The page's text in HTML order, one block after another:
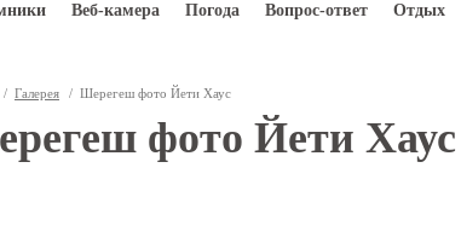
Веб-камера Погода Вопрос-ответ Отдых
/ Галерея / Шерегеш фото Йети Хаус
фото Йети Хаус